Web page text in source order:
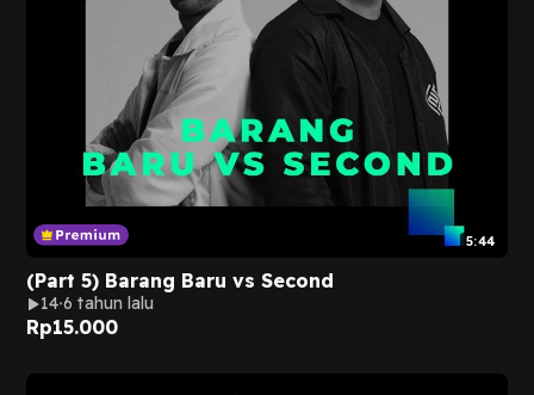
5:44
(Part 5) Barang Baru vs Second
14 6 tahun lalu
Rp15.000